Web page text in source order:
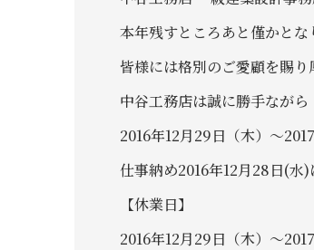
本年残すところあと僅かとな
皆様には格別のご愛顧を賜り
中谷工務店は誠に勝手ながら
2016年12月29日（木）～
仕事納め2016年12月28日(水)
【休業日】
2016年12月29日（木）～